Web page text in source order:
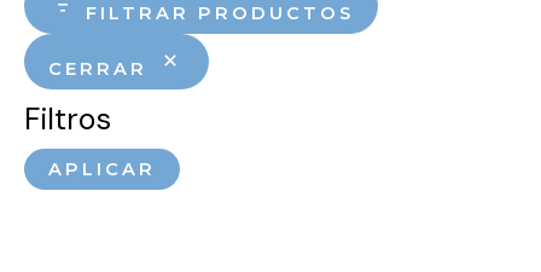
FILTRAR PRODUCTOS
CERRAR
Filtros
APLICAR